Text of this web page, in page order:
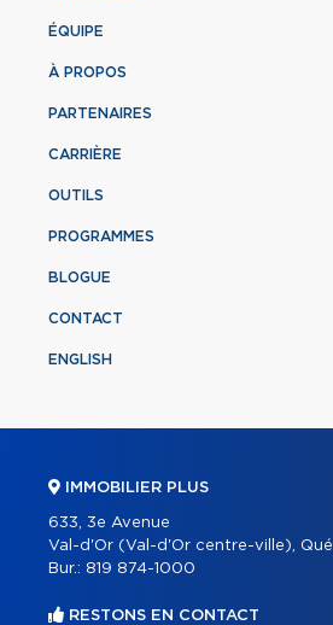
ÉQUIPE
À PROPOS
PARTENAIRES
CARRIÈRE
OUTILS
PROGRAMMES
BLOGUE
CONTACT
ENGLISH
IMMOBILIER PLUS
633, 3e Avenue
Val-d'Or (Val-d'Or centre-ville),
Bur.: 819 874-1000
RESTONS EN CONTACT